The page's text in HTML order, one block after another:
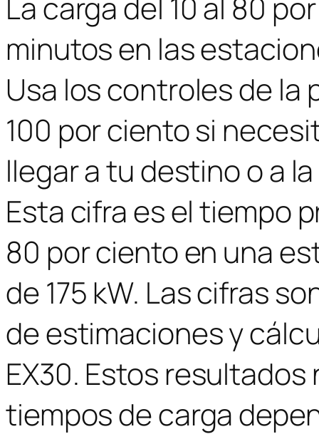
minutos en las
Usa los controles de la
100 por ciento si
llegar a tu destino o a
Esta cifra es el tiempo
80 por ciento en una
de 175 kW. Las cifras
de estimaciones y
EX30. Estos
tiempos de carga